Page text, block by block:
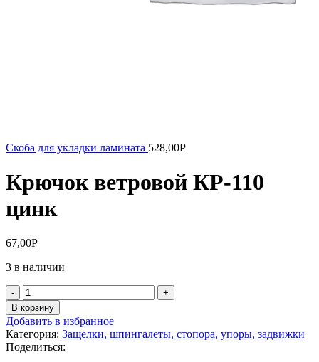
Скоба для укладки ламината 528,00Р
Крючок ветровой КР-110
цинк
67,00Р
3 в наличии
Количество
товара
Крючок
ветровой
КР-110
цинк
В корзину
Добавить в избранное
Категория: Защелки, шпингалеты, стопора, упоры, задвижки
Поделиться: